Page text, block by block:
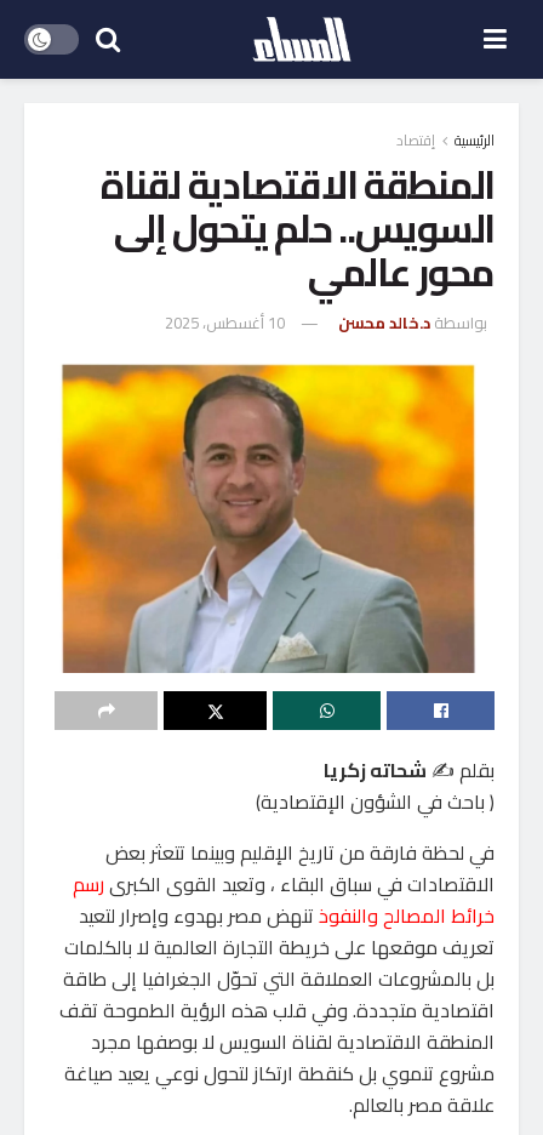
الرئيسية إقتصاد
المنطقة الاقتصادية لقناة
السويس.. حلم يتحول إلى
محور عالمي
بواسطةد.خالد محسن 10 أغسطس، 2025
بقلم ✍️ شحاته زكريا
( باحث في الشؤون الإقتصادية)
في لحظة فارقة من تاريخ الإقليم وبينما تتعثر بعض
الاقتصادات في سباق البقاء ، وتعيد القوى الكبرىرسم
خرائط المصالح والنفوذتنهض مصر بهدوء وإصرار لتعيد
تعريف موقعها على خريطة التجارة العالمية لا بالكلمات
بل بالمشروعات العملاقة التي تحوّل الجغرافيا إلى طاقة
اقتصادية متجددة. وفي قلب هذه الرؤية الطموحة تقف
المنطقة الاقتصادية لقناة السويس لا بوصفها مجرد
مشروع تنموي بل كنقطة ارتكاز لتحول نوعي يعيد صياغة
علاقة مصر بالعالم.